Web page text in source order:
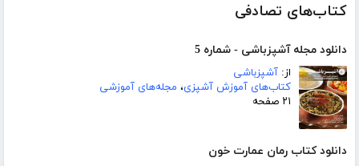
کتاب‌های تصادفی
دانلود مجله آشپزباشی - شماره 5
از: آشپزباشی
کتاب‌های آموزش آشپزی، مجله‌های آموزشی
۲۱ صفحه
دانلود کتاب رمان عمارت خون